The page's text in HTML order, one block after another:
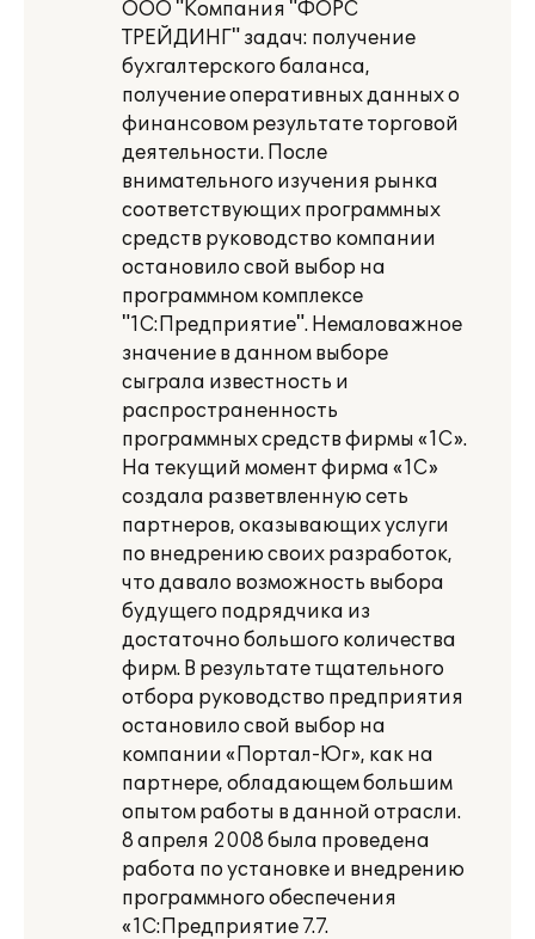
ООО "Компания "ФОРС
ТРЕЙДИНГ" задач: получение
бухгалтерского баланса,
получение оперативных данных о
финансовом результате торговой
деятельности. После
внимательного изучения рынка
соответствующих программных
средств руководство компании
остановило свой выбор на
программном комплексе
"1С:Предприятие". Немаловажное
значение в данном выборе
сыграла известность и
распространенность
программных средств фирмы «1С».
На текущий момент фирма «1С»
создала разветвленную сеть
партнеров, оказывающих услуги
по внедрению своих разработок,
что давало возможность выбора
будущего подрядчика из
достаточно большого количества
фирм. В результате тщательного
отбора руководство предприятия
остановило свой выбор на
компании «Портал-Юг», как на
партнере, обладающем большим
опытом работы в данной отрасли.
8 апреля 2008 была проведена
работа по установке и внедрению
программного обеспечения
«1С:Предприятие 7.7.